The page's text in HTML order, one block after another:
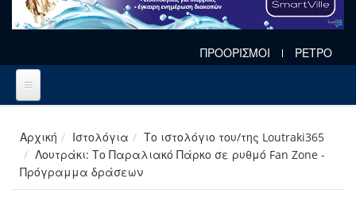
ΠΡΟΟΡΙΣΜΟΙ ΡΕΤΡΟ
Αρχική Ιστολόγια
Το ιστολόγιο του/της Loutraki365
Λουτράκι: Το Παραλιακό Πάρκο σε ρυθμό Fan Zone -
Πρόγραμμα δράσεων